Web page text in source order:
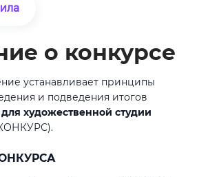
о конкурсе
устанавливает принципы
и подведения итогов
художественной студии